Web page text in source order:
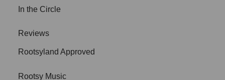
In the Circle
Reviews
Rootsyland Approved
Rootsy Music